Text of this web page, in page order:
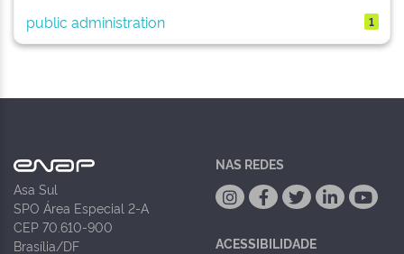
public administration 1
Asa Sul
SPO Área Especial 2-A
CEP 70.610-900
Brasília/DF
NAS REDES
ACESSIBILIDADE